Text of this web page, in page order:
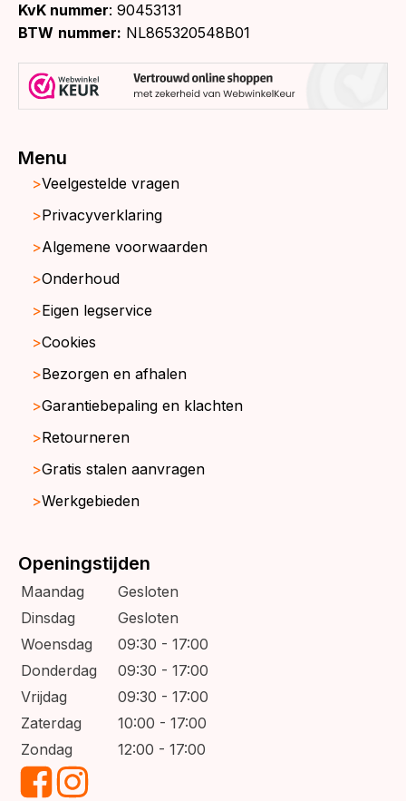
KvK nummer: 90453131
BTW nummer: NL865320548B01
Menu
Veelgestelde vragen
Privacyverklaring
Algemene voorwaarden
Onderhoud
Eigen legservice
Cookies
Bezorgen en afhalen
Garantiebepaling en klachten
Retourneren
Gratis stalen aanvragen
Werkgebieden
Openingstijden
Maandag
Gesloten
Dinsdag
Gesloten
Woensdag
09:30 - 17:00
Donderdag
09:30 - 17:00
Vrijdag
09:30 - 17:00
Zaterdag
10:00 - 17:00
Zondag
12:00 - 17:00